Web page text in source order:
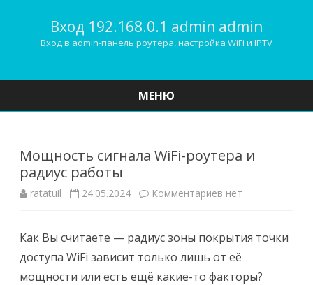
Вход 192.168.0.1 admin admin
Вход в admin-панель роутера, настройка WiFi и IPTV
МЕНЮ
Мощность сигнала WiFi-роутера и
радиус работы
ratatuil 24.05.2024 Комментариев к
Мощность
сигнала
нет
Как Вы считаете — радиус зоны покрытия точки
доступа WiFi зависит только лишь от её
мощности или есть ещё какие-то факторы?